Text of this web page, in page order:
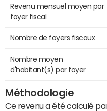
Revenu mensuel moyen par
foyer fiscal
Nombre de foyers fiscaux
Nombre moyen
d'habitant(s) par foyer
Méthodologie
Ce revenu a été calculé